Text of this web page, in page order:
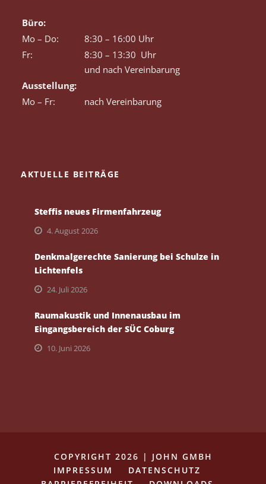
Büro:
Mo – Do:
8:30 – 16:00 Uhr
Fr:
8:30 – 13:30 Uhr
und nach Vereinbarung
Ausstellung:
Mo – Fr:
nach Vereinbarung
AKTUELLE BEITRÄGE
Steffis neues Firmenfahrzeug
4. August 2026
Denkmalgerechte Sanierung bei Schulze in
Lichtenfels
24. Juli 2026
Raumakustik und Innenausbau im
Eingangsbereich der SÜC Coburg
10. Juni 2026
COPYRIGHT 2026 | JOHN GMBH
IMPRESSUM
DATENSCHUTZ